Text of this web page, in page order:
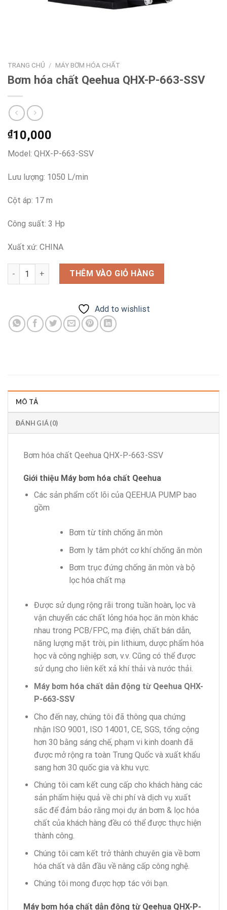
TRANG CHỦ / MÁY BƠM HÓA CHẤT
Bơm hóa chất Qeehua QHX-P-663-SSV
₫10,000
Model: QHX-P-663-SSV
Lưu lượng: 1050 L/min
Cột áp: 17 m
Công suất: 3 Hp
Xuất xứ: CHINA
Bơm hóa chất Qeehua QHX-P-663-SSV số lượng
THÊM VÀO GIỎ HÀNG
Add to wishlist
MÔ TẢ
ĐÁNH GIÁ (0)
Bơm hóa chất Qeehua QHX-P-663-SSV
Giới thiệu Máy bơm hóa chất Qeehua
Các sản phẩm cốt lõi của QEEHUA PUMP bao
gồm
Bơm từ tính chống ăn mòn
Bơm ly tâm phớt cơ khí chống ăn mòn
Bơm trục đứng chống ăn mòn và bộ
lọc hóa chất mạ
Được sử dụng rộng rãi trong tuần hoàn,lọc và
vận chuyển các chất lỏng hóa học ăn mòn khác
nhau trong PCB/FPC, mạ điện, chất bán dẫn,
năng lượng mặt trời, pin lithium, dược phẩm hóa
học và công nghiệp sơn, v.v. Cũng có thể được
sử dụng cho liên kết xả khí thải và nước thải.
Máy bơm hóa chất dẫn động từ Qeehua QHX-
P-663-SSV
Cho đến nay, chúng tôi đã thông qua chứng
nhận ISO 9001, ISO 14001, CE, SGS, tổng cộng
hơn 30 bằng sáng chế, phạm vi kinh doanh đã
được mở rộng ra toàn Trung Quốc và xuất khẩu
sang hơn 30 quốc gia và khu vực.
Chúng tôi cam kết cung cấp cho khách hàng các
sản phẩm hiệu quả về chi phí và dịch vụ xuất
sắc để đảm bảo rằng mọi dự án bơm & lọc hóa
chất của khách hàng đều có thể được thực hiện
thành công.
Chúng tôi cam kết trở thành chuyên gia về bơm
hóa chất và dẫn đầu về nâng cấp công nghệ.
Chúng tôi mong được hợp tác với bạn.
Máy bơm hóa chất dẫn động từ Qeehua QHX-P-